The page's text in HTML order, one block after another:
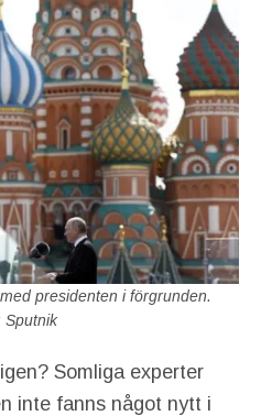
presidenten i förgrunden.
Sputnik
Somliga experter
inte fanns något nytt i